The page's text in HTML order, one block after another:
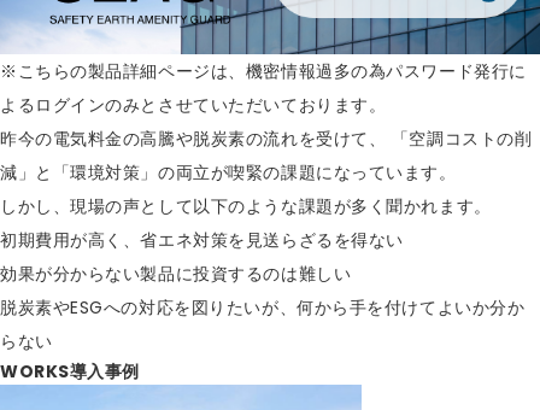
※こちらの製品詳細ページは、機密情報過多の為パスワード発行に
よるログインのみとさせていただいております。
昨今の電気料金の高騰や脱炭素の流れを受けて、
「空調コストの削
減」と「環境対策」の両立が喫緊の課題になっています。
しかし、現場の声として以下のような課題が多く聞かれます。
初期費用が高く、省エネ対策を見送らざるを得ない
効果が分からない製品に投資するのは難しい
脱炭素やESGへの対応を図りたいが、何から手を付けてよいか分か
らない
WORKS導入事例